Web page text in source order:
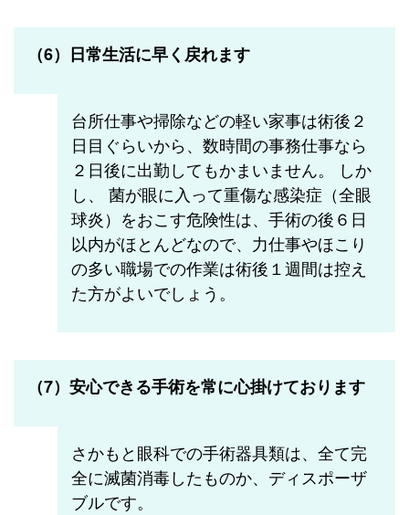
（6）日常生活に早く戻れます
台所仕事や掃除などの軽い家事は術後２
日目ぐらいから、数時間の事務仕事なら
２日後に出勤してもかまいません。 しか
し、 菌が眼に入って重傷な感染症（全眼
球炎）をおこす危険性は、手術の後６日
以内がほとんどなので、力仕事やほこり
の多い職場での作業は術後１週間は控え
た方がよいでしょう。
（7）安心できる手術を常に心掛けております
さかもと眼科での手術器具類は、全て完
全に滅菌消毒したものか、ディスポーザ
ブルです。